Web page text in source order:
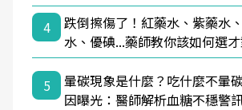
4
跌倒擦傷了！紅藥水、紫藥水
水、優碘...藥師教你該如何選
5
暈碳現象是什麼？吃什麼不暈
因曝光：醫師解析血糖不穩警